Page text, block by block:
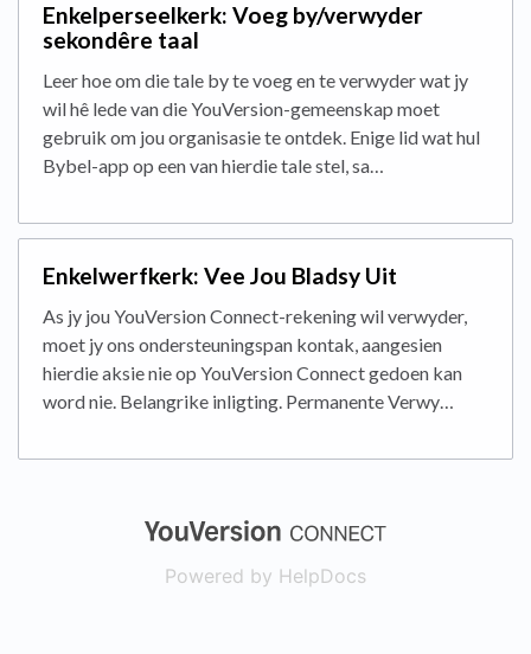
Enkelperseelkerk: Voeg by/verwyder
sekondêre taal
Leer hoe om die tale by te voeg en te verwyder wat jy
wil hê lede van die YouVersion-gemeenskap moet
gebruik om jou organisasie te ontdek. Enige lid wat hul
Bybel-app op een van hierdie tale stel, sa…
Enkelwerfkerk: Vee Jou Bladsy Uit
As jy jou YouVersion Connect-rekening wil verwyder,
moet jy ons ondersteuningspan kontak, aangesien
hierdie aksie nie op YouVersion Connect gedoen kan
word nie. Belangrike inligting. Permanente Verwy…
(opens in a
Powered by HelpDocs